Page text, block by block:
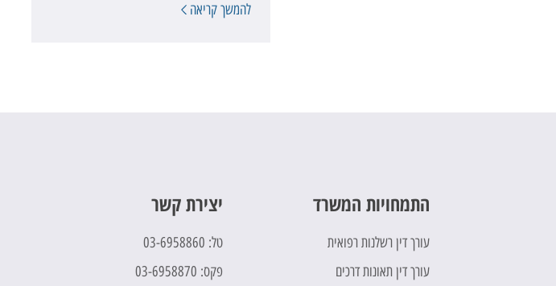
להמשך קריאה
התמחויות המשרד
עורך דין רשלנות רפואית
עורך דין תאונות דרכים
יצירת קשר
טל: 03-6958860
פקס: 03-6958870